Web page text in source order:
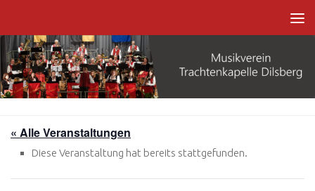
« Alle Veranstaltungen
Diese Veranstaltung hat bereits stattgefunden.